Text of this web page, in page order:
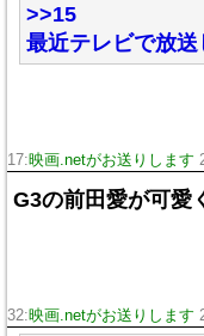
>>15
最近テレビで放
17:映画.netがお送りします
G3の前田愛が可愛
32:映画.netがお送りします